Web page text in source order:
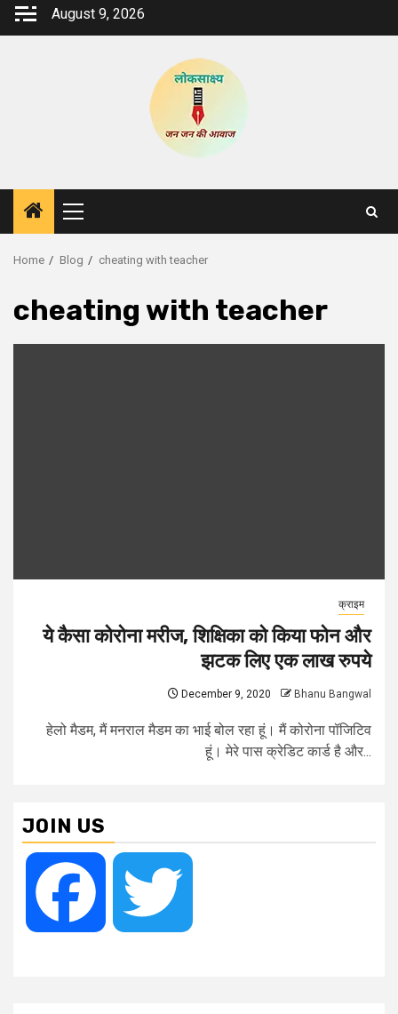
Skip
August 9, 2026
Primary
Menu
Home Blog cheating with teacher
cheating with teacher
क्राइम
ये कैसा कोरोना मरीज, शिक्षिका को किया फोन और
झटक लिए एक लाख रुपये
December 9, 2020 Bhanu Bangwal
हेलो मैडम, मैं मनराल मैडम का भाई बोल रहा हूं। मैं कोरोना पॉजिटिव
हूं। मेरे पास क्रेडिट कार्ड है और...
JOIN US
Facebook